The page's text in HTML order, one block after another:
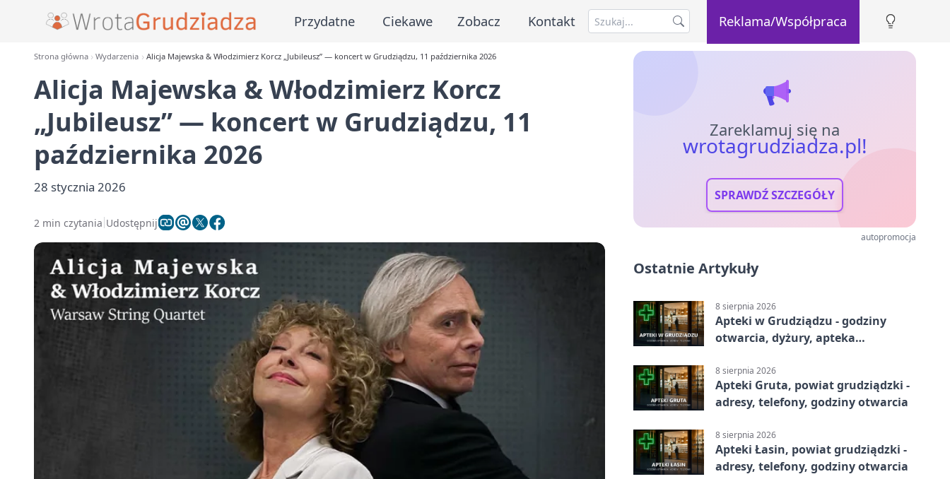
Przydatne Ciekawe Zobacz Kontakt Reklama/Współpraca
Strona główna Wydarzenia Alicja Majewska & Włodzimierz Korcz „Jubileusz” — koncert w Grudziądzu, 11 października 2026
Alicja Majewska & Włodzimierz Korcz
„Jubileusz” — koncert w Grudziądzu, 11
października 2026
28 stycznia 2026
2 min czytania Udostępnij
Zareklamuj się na
wrotagrudziadza.pl!
SPRAWDŹ SZCZEGÓŁY
autopromocja
Ostatnie Artykuły
8 sierpnia 2026
Apteki w Grudziądzu - godziny
otwarcia, dyżury, apteka
8 sierpnia 2026
Apteki Gruta, powiat grudziądzki -
adresy, telefony, godziny otwarcia
8 sierpnia 2026
Apteki Łasin, powiat grudziądzki -
adresy, telefony, godziny otwarcia